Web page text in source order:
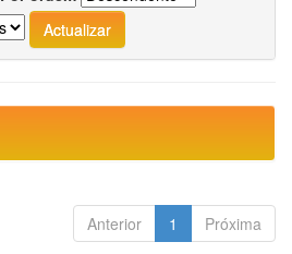
Anterior 1 Próxima